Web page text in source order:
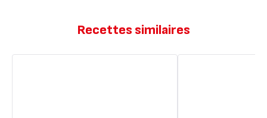
Recettes similaires